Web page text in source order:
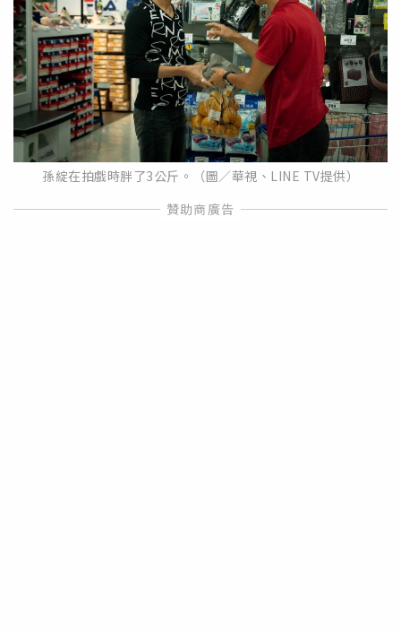
孫綻在拍戲時胖了3公斤。（圖／華視、LINE TV提供）